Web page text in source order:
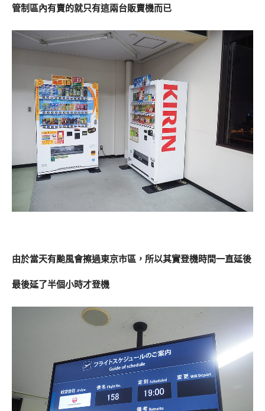
管制區內有賣的就只有這兩台販賣機而已
由於當天有颱風會擦過東京市區，所以其實登機時間一直延後
最後延了半個小時才登機